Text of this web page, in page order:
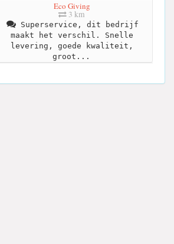
Eco Giving
3 km
Superservice, dit bedrijf
maakt het verschil. Snelle
levering, goede kwaliteit,
groot...